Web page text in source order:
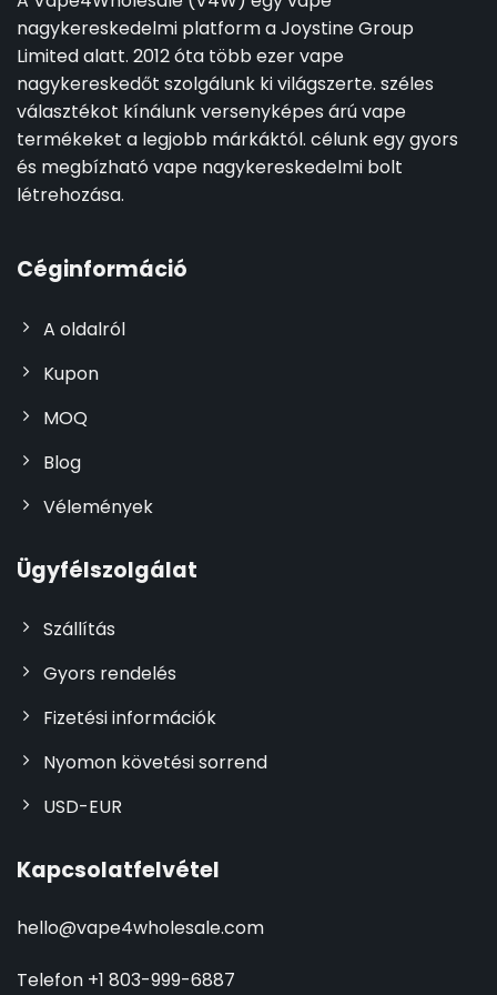
nagykereskedelmi platform a Joystine Group
Limited alatt. 2012 óta több ezer vape
nagykereskedőt szolgálunk ki világszerte. széles
választékot kínálunk versenyképes árú vape
termékeket a legjobb márkáktól. célunk egy gyors
és megbízható vape nagykereskedelmi bolt
létrehozása.
Céginformáció
A oldalról
Kupon
MOQ
Blog
Vélemények
Ügyfélszolgálat
Szállítás
Gyors rendelés
Fizetési információk
Nyomon követési sorrend
USD-EUR
Kapcsolatfelvétel
hello@vape4wholesale.com
Telefon +1 803-999-6887